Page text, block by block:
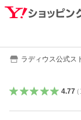
ラディウス公式ス
4.77（